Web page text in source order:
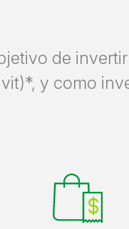
de
y como